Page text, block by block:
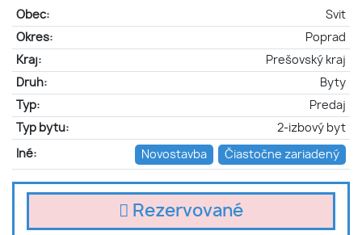
Obec:
Svit
Okres:
Poprad
Kraj:
Prešovský kraj
Druh:
Byty
Typ:
Predaj
Typ bytu:
2-izbový byt
Iné: Novostavba Čiastočne zariadený
Rezervované